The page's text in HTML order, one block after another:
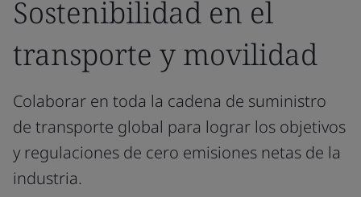
Sostenibilidad en el
transporte y movilidad
Colaborar en toda la cadena de suministro
de transporte global para lograr los objetivos
y regulaciones de cero emisiones netas de la
industria.